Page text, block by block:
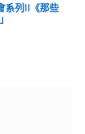
系列II《那些